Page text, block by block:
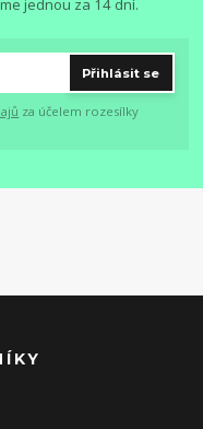
jednou za 14 dní.
Přihlásit se
za účelem rozesílky